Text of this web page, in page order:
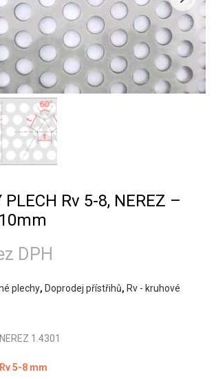
PLECH Rv 5-8, NEREZ –
DPH
plechy, Doprodej přístřihů, Rv - kruhové
1.4301
Rv 5-8 mm